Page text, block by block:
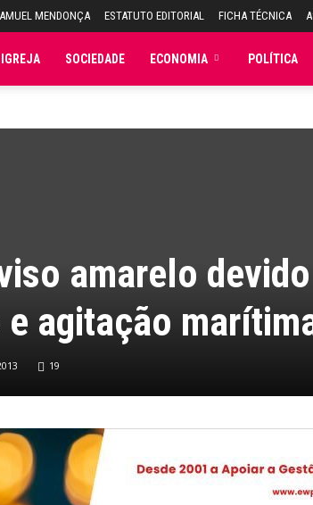
MENDONÇA ESTATUTO EDITORIAL FICHA TÉCNICA
IGREJA SOCIEDADE ECONOMIA POLÍTICA
amarelo
agitação
19